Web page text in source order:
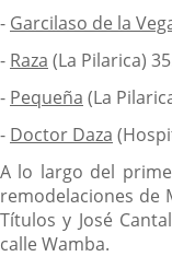
- Garcilaso de la
- Raza (La Pilarica)
- Pequeña (La
- Doctor Daza
A lo largo del
remodelaciones de
Títulos y José
calle Wamba.